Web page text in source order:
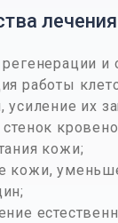
и
работы
их
кожи;
кожи,